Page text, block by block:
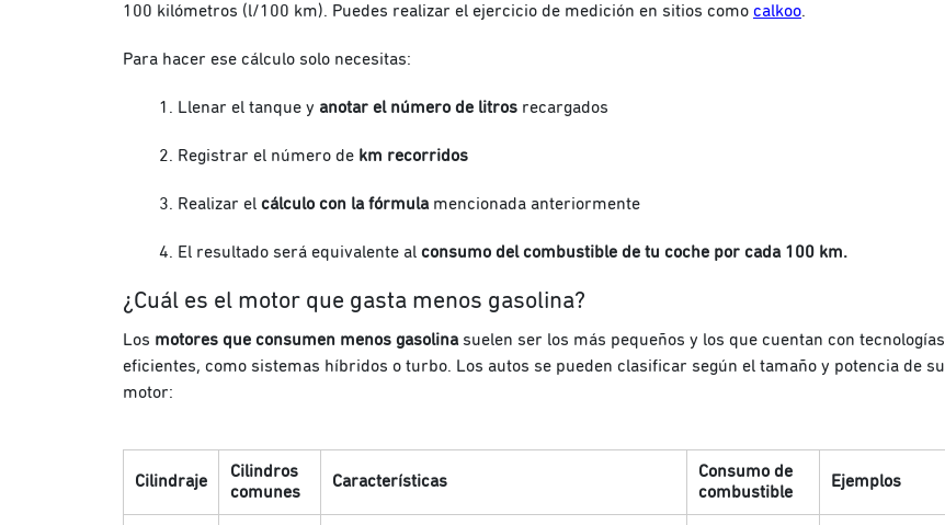
100 kilómetros (l/100 km). Puedes realizar el ejercicio de medición en sitios como calkoo.
Para hacer ese cálculo solo necesitas:
Llenar el tanque y anotar el número de litros recargados
Registrar el número de km recorridos
Realizar el cálculo con la fórmula mencionada anteriormente
El resultado será equivalente al consumo del combustible de tu coche por cada 100 km.
¿Cuál es el motor que gasta menos gasolina?
Los motores que consumen menos gasolina suelen ser los más pequeños y los que cuentan con tecnologías
eficientes, como sistemas híbridos o turbo. Los autos se pueden clasificar según el tamaño y potencia de su
motor:
Cilindraje
Cilindros
comunes
Características
Consumo de
combustible
Ejemplos